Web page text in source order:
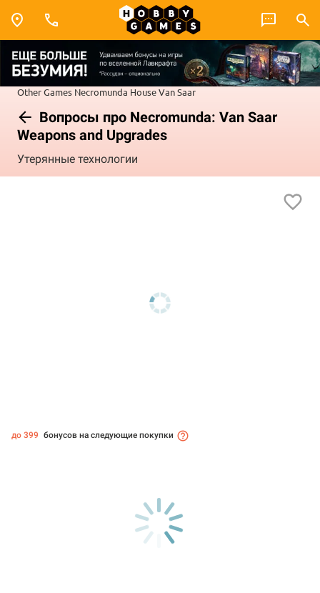
Other Games Necromunda House Van Saar
Вопросы про Necromunda: Van Saar
Weapons and Upgrades
Утерянные технологии
до 399 бонусов на следующие покупки